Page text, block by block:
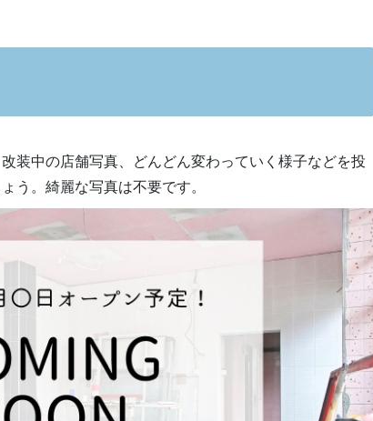
装中の店舗写真、どんどん変わっていく様子などを投
う。綺麗な写真は不要です。